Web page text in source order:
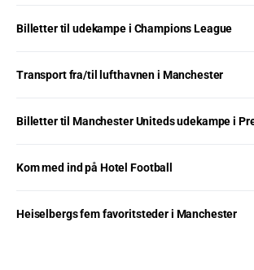
Billetter til udekampe i Champions League
Transport fra/til lufthavnen i Manchester
Billetter til Manchester Uniteds udekampe i
Kom med ind på Hotel Football
Heiselbergs fem favoritsteder i Manchester